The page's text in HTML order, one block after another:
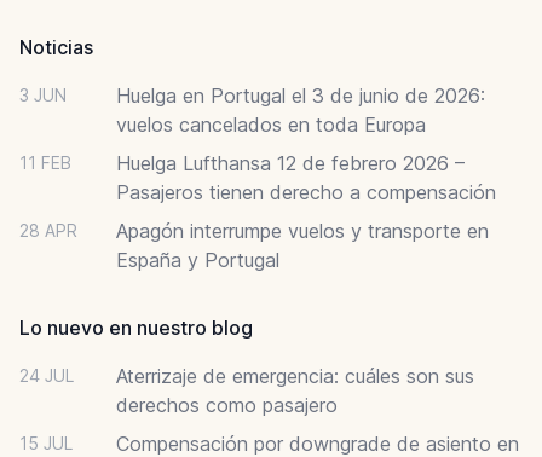
Noticias
3 JUN
Huelga en Portugal el 3 de junio de 2026:
vuelos cancelados en toda Europa
11 FEB
Huelga Lufthansa 12 de febrero 2026 –
Pasajeros tienen derecho a compensación
28 APR
Apagón interrumpe vuelos y transporte en
España y Portugal
Lo nuevo en nuestro blog
24 JUL
Aterrizaje de emergencia: cuáles son sus
derechos como pasajero
15 JUL
Compensación por downgrade de asiento en